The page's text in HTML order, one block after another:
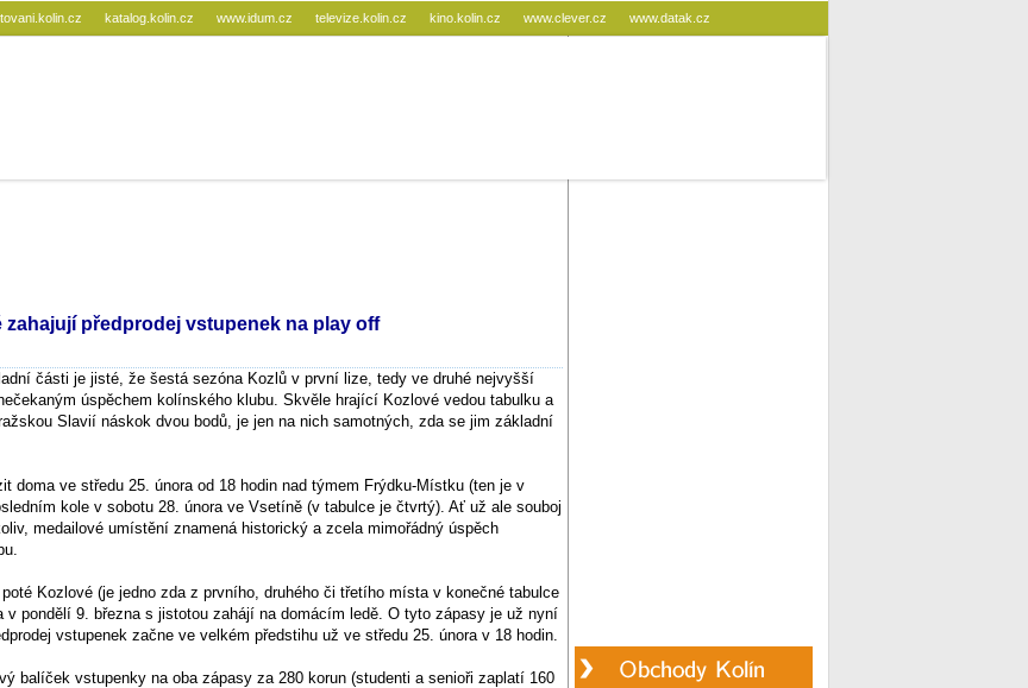
katalog.kolin.cz www.idum.cz televize.kolin.cz kino.kolin.cz www.clever.cz www.datak.cz
zahajují předprodej vstupenek na play off
části je jisté, že šestá sezóna Kozlů v první lize, tedy ve druhé nejvyšší
úspěchem kolínského klubu. Skvěle hrající Kozlové vedou tabulku a
Slavií náskok dvou bodů, je jen na nich samotných, zda se jim základní
doma ve středu 25. února od 18 hodin nad týmem Frýdku-Místku (ten je v
kole v sobotu 28. února ve Vsetíně (v tabulce je čtvrtý). Ať už ale souboj
medailové umístění znamená historický a zcela mimořádný úspěch
Kozlové (je jedno zda z prvního, druhého či třetího místa v konečné tabulce
v pondělí 9. března s jistotou zahájí na domácím ledě. O tyto zápasy je už nyní
vstupenek začne ve velkém předstihu už ve středu 25. února v 18 hodin.
balíček vstupenky na oba zápasy za 280 korun (studenti a senioři zaplatí 160